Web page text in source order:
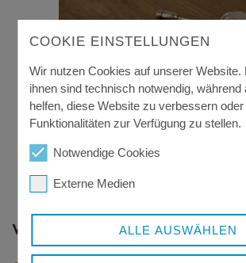
Franz Schumertl Medaille in
Weitere Themen
COOKIE EINSTELLUNGEN
Wir nutzen Cookies auf unserer Website.
ihnen sind technisch notwendig, während
helfen, diese Website zu verbessern
Funktionalitäten zur Verfügung zu stellen.
Notwendige Cookies
Externe Medien
ALLE AUSWÄHLEN